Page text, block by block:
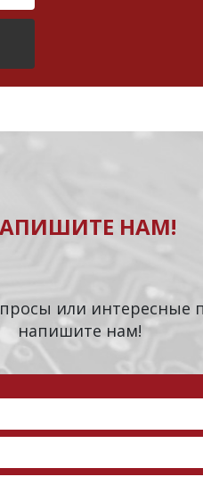
НАМ!
или интересные
напишите нам!